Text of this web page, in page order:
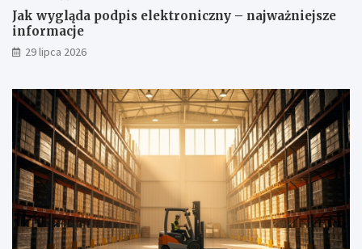
Jak wygląda podpis elektroniczny – najważniejsze
informacje
29 lipca 2026